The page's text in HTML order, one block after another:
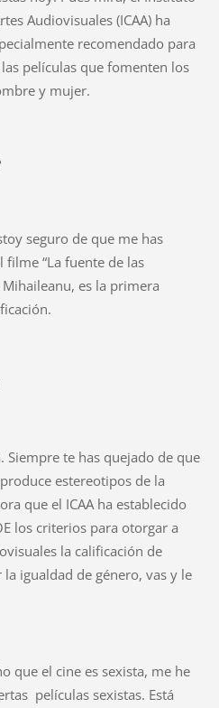
Audiovisuales (ICAA) ha
recomendado para
películas que fomenten los
y mujer.
seguro de que me has
“La fuente de las
es la primera
Siempre te has quejado de que
estereotipos de la
que el ICAA ha establecido
los criterios para otorgar a
la calificación de
igualdad de género, vas y le
que el cine es sexista, me he
películas sexistas. Está